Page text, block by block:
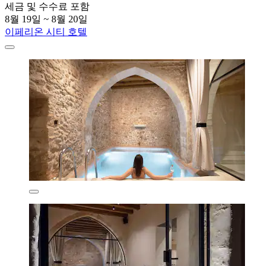
세금 및 수수료 포함
8월 19일 ~ 8월 20일
이페리온 시티 호텔